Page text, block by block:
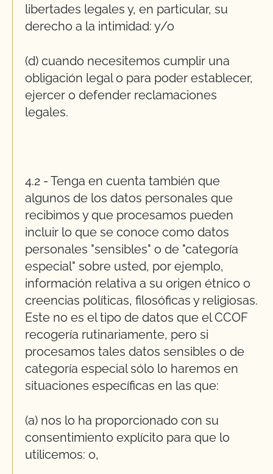
libertades legales y, en particular, su
derecho a la intimidad: y/o
(d) cuando necesitemos cumplir una
obligación legal o para poder establecer,
ejercer o defender reclamaciones
legales.
4.2 - Tenga en cuenta también que
algunos de los datos personales que
recibimos y que procesamos pueden
incluir lo que se conoce como datos
personales "sensibles" o de "categoría
especial" sobre usted, por ejemplo,
información relativa a su origen étnico o
creencias políticas, filosóficas y religiosas.
Este no es el tipo de datos que el CCOF
recogería rutinariamente, pero si
procesamos tales datos sensibles o de
categoría especial sólo lo haremos en
situaciones específicas en las que:
(a) nos lo ha proporcionado con su
consentimiento explícito para que lo
utilicemos: o,